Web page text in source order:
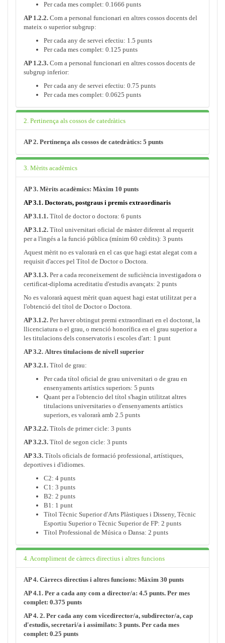
Per cada mes complet: 0.1666 punts
AP 1.2.2. Com a personal funcionari en altres cossos docents del
mateix o superior subgrup:
Per cada any de servei efectiu: 1.5 punts
Per cada mes complet: 0.125 punts
AP 1.2.3. Com a personal funcionari en altres cossos docents de
subgrup inferior:
Per cada any de servei efectiu: 0.75 punts
Per cada mes complet: 0.0625 punts
2. Pertinença als cossos de catedràtics
AP 2. Pertinença als cossos de catedràtics: 5 punts
3. Mèrits acadèmics
AP 3. Mèrits acadèmics: Màxim 10 punts
AP 3.1. Doctorats, postgraus i premis extraordinaris
AP 3.1.1. Títol de doctor o doctora: 6 punts
AP 3.1.2. Títol universitari oficial de màster diferent al requerit
per a l'ingés a la funció pública (mínim 60 crèdits): 3 punts
Aquest mèrit no es valorarà en el cas que hagi estat alegat com a
requisit d'acces pel Títol de Doctor o Doctora.
AP 3.1.3. Per a cada reconeixement de suficiència investigadora o
certificat-diploma acreditatiu d'estudis avançats: 2 punts
No es valorarà aquest mèrit quan aquest hagi estat utilitzat per a
l'obtenció del títol de Doctor o Doctora.
AP 3.1.2. Per haver obtingut premi extraordinari en el doctorat, la
llicenciatura o el grau, o menció honorífica en el grau superior a
les titulacions dels conservatoris i escoles d'art: 1 punt
AP 3.2. Altres titulacions de nivell superior
AP 3.2.1. Títol de grau:
Per cada títol oficial de grau universitari o de grau en
ensenyaments artístics superiors: 5 punts
Quant per a l'obtencio del títol s'hagin utilitzat altres
titulacions universitaries o d'ensenyaments artístics
superiors, es valorarà amb 2.5 punts
AP 3.2.2. Títols de primer cicle: 3 punts
AP 3.2.3. Títol de segon cicle: 3 punts
AP 3.3. Títols oficials de formació professional, artístiques,
deportives i d'idiomes.
C2: 4 punts
C1: 3 punts
B2: 2 punts
B1: 1 punt
Títol Tècnic Superior d'Arts Plàstiques i Disseny, Tècnic
Esportiu Superior o Tècnic Superior de FP: 2 punts
Títol Professional de Música o Dansa: 2 punts
4. Acompliment de càrrecs directius i altres funcions
AP 4. Càrrecs directius i altres funcions: Màxim 30 punts
AP 4.1. Per a cada any com a director/a: 4.5 punts. Per mes
complet: 0.375 punts
AP 4. 2. Per cada any com vicedirector/a, subdirector/a, cap
d'estudis, secretari/a i assimilats: 3 punts. Per cada mes
complet: 0.25 punts